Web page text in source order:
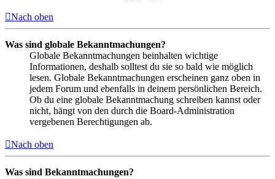
Nach oben
Was sind globale Bekanntmachungen?
Globale Bekanntmachungen beinhalten wichtige
Informationen, deshalb solltest du sie so bald wie möglich
lesen. Globale Bekanntmachungen erscheinen ganz oben in
jedem Forum und ebenfalls in deinem persönlichen Bereich.
Ob du eine globale Bekanntmachung schreiben kannst oder
nicht, hängt von den durch die Board-Administration
vergebenen Berechtigungen ab.
Nach oben
Was sind Bekanntmachungen?